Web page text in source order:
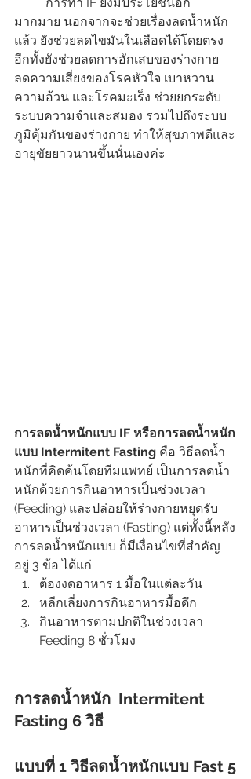
มากมาย นอกจากจะช่วยเรื่องลดน้ำหนัก
แล้ว ยังช่วยลดไขมันในเลือดได้โดยตรง
อีกทั้งยังช่วยลดการอักเสบของร่างกาย
ลดความเสี่ยงของโรคหัวใจ เบาหวาน
ความอ้วน และโรคมะเร็ง ช่วยยกระดับ
ระบบความจำและสมอง รวมไปถึงระบบ
ภูมิคุ้มกันของร่างกาย ทำให้สุขภาพดีและ
อายุขัยยาวนานขึ้นนั่นเองค่ะ
การลดน้ำหนักแบบ IF หรือการลดน้ำหนัก
แบบ Intermitent Fasting คือ วิธีลดน้ำ
หนักที่คิดค้นโดยทีมแพทย์ เป็นการลดน้ำ
หนักด้วยการกินอาหารเป็นช่วงเวลา
(Feeding) และปล่อยให้ร่างกายหยุดรับ
อาหารเป็นช่วงเวลา (Fasting) แต่ทั้งนี้หลัง
การลดน้ำหนักแบบ ก็มีเงื่อนไขที่สำคัญ
อยู่ 3 ข้อ ได้แก่
ต้องงดอาหาร 1 มื้อในแต่ละวัน
หลีกเลี่ยงการกินอาหารมื้อดึก
กินอาหารตามปกติในช่วงเวลา
Feeding 8 ชั่วโมง
การลดน้ำหนัก  Intermitent
Fasting 6 วิธี
แบบที่ 1 วิธีลดน้ำหนักแบบ Fast 5